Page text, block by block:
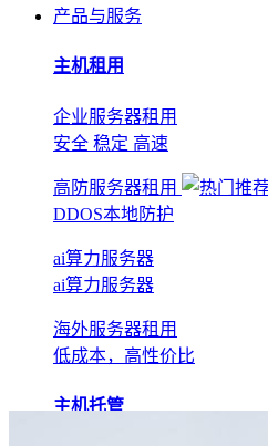
产品与服务
主机租用
企业服务器租用
安全 稳定 高速
高防服务器租用
DDOS本地防护
ai算力服务器
ai算力服务器
海外服务器租用
低成本，高性价比
主机托管